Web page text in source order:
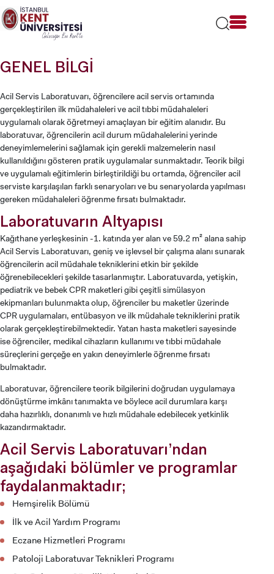
Lütfen
dikkat:
Bu
bir
sistemi
GENEL BİLGİ
Acil Servis Laboratuvarı, öğrencilere acil servis ortamında
gerçekleştirilen ilk müdahaleleri ve acil tıbbi müdahaleleri
uygulamalı olarak öğretmeyi amaçlayan bir eğitim alanıdır. Bu
laboratuvar, öğrencilerin acil durum müdahalelerini yerinde
deneyimlemelerini sağlamak için gerekli malzemelerin nasıl
kullanıldığını gösteren pratik uygulamalar sunmaktadır. Teorik bilgi
ve uygulamalı eğitimlerin birleştirildiği bu ortamda, öğrenciler acil
serviste karşılaşılan farklı senaryoları ve bu senaryolarda yapılması
gereken müdahaleleri öğrenme fırsatı bulmaktadır.
Laboratuvarın Altyapısı
Kağıthane yerleşkesinin -1. katında yer alan ve 59.2 m² alana sahip
Acil Servis Laboratuvarı, geniş ve işlevsel bir çalışma alanı sunarak
öğrencilerin acil müdahale tekniklerini etkin bir şekilde
öğrenebilecekleri şekilde tasarlanmıştır. Laboratuvarda, yetişkin,
pediatrik ve bebek CPR maketleri gibi çeşitli simülasyon
ekipmanları bulunmakta olup, öğrenciler bu maketler üzerinde
CPR uygulamaları, entübasyon ve ilk müdahale tekniklerini pratik
olarak gerçekleştirebilmektedir. Yatan hasta maketleri sayesinde
ise öğrenciler, medikal cihazların kullanımı ve tıbbi müdahale
süreçlerini gerçeğe en yakın deneyimlerle öğrenme fırsatı
bulmaktadır.
Laboratuvar, öğrencilere teorik bilgilerini doğrudan uygulamaya
dönüştürme imkânı tanımakta ve böylece acil durumlara karşı
daha hazırlıklı, donanımlı ve hızlı müdahale edebilecek yetkinlik
kazandırmaktadır.
Acil Servis Laboratuvarı’ndan
aşağıdaki bölümler ve programlar
faydalanmaktadır;
Hemşirelik Bölümü
İlk ve Acil Yardım Programı
Eczane Hizmetleri Programı
Patoloji Laboratuvar Teknikleri Programı